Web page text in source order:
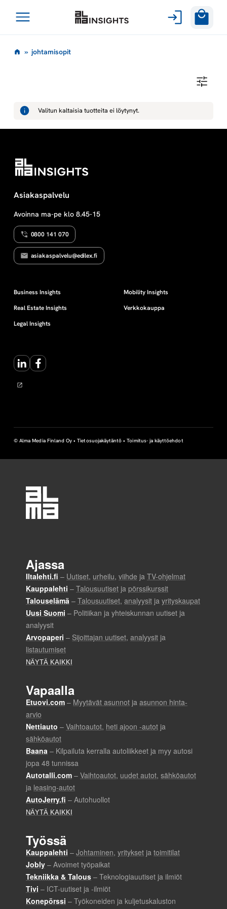
sisältöön
Avaa
j
h
t
a
m
i
s
o
i
t
» johtamisopit
T
A
I
I
T
Valitun kaltaisia tuotteita ei löytynyt.
Asiakaspalvelu
Avoinna ma-pe klo 8.45-15
0800 141 070
asiakaspalvelu@edilex.fi
Business Insights
Real Estate Insights
Legal Insights
Mobility Insights
Verkkokauppa
LinkedInFacebook
© Alma Media Finland Oy •Tietosuojakäytäntö •Toimitus- ja käyttöehdot